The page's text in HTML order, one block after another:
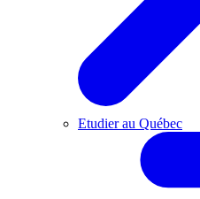
Etudier au Québec